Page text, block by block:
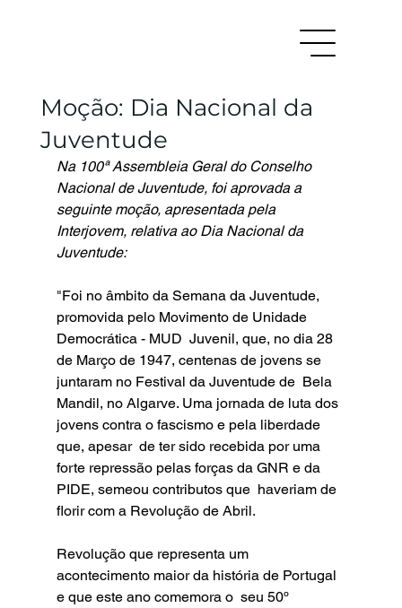
Moção: Dia Nacional da
Juventude
Na 100ª Assembleia Geral do Conselho
Nacional de Juventude, foi aprovada a
seguinte moção, apresentada pela
Interjovem, relativa ao Dia Nacional da
Juventude:
"Foi no âmbito da Semana da Juventude,
promovida pelo Movimento de Unidade
Democrática - MUD  Juvenil, que, no dia 28
de Março de 1947, centenas de jovens se
juntaram no Festival da Juventude de  Bela
Mandil, no Algarve. Uma jornada de luta dos
jovens contra o fascismo e pela liberdade
que, apesar  de ter sido recebida por uma
forte repressão pelas forças da GNR e da
PIDE, semeou contributos que  haveriam de
florir com a Revolução de Abril.
Revolução que representa um
acontecimento maior da história de Portugal
e que este ano comemora o  seu 50º